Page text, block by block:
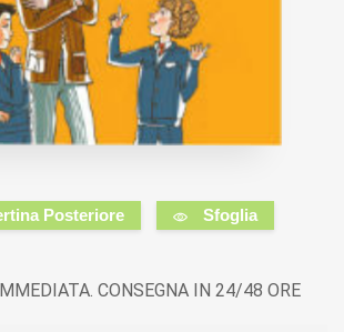
Posteriore Sfoglia
CONSEGNA IN 24/48 ORE